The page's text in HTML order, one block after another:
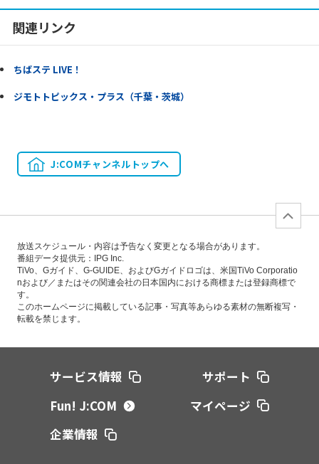
関連リンク
ちばステ LIVE！
ジモトトピックス・プラス（千葉・茨城）
J:COMチャンネルトップへ
放送スケジュール・内容は予告なく変更となる場合があります。
番組データ提供元：IPG Inc.
TiVo、Gガイド、G-GUIDE、およびGガイドロゴは、米国TiVo Corporatio
nおよび／またはその関連会社の日本国内における商標または登録商標で
す。
このホームページに掲載している記事・写真等あらゆる素材の無断複写・
転載を禁じます。
サービス情報
サポート
Fun! J:COM
マイページ
企業情報